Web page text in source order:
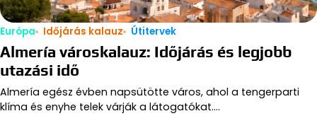
Európa Időjárás kalauz Útitervek
Almería városkalauz: Időjárás és legjobb
utazási idő
Almería egész évben napsütötte város, ahol a tengerparti
klíma és enyhe telek várják a látogatókat.…